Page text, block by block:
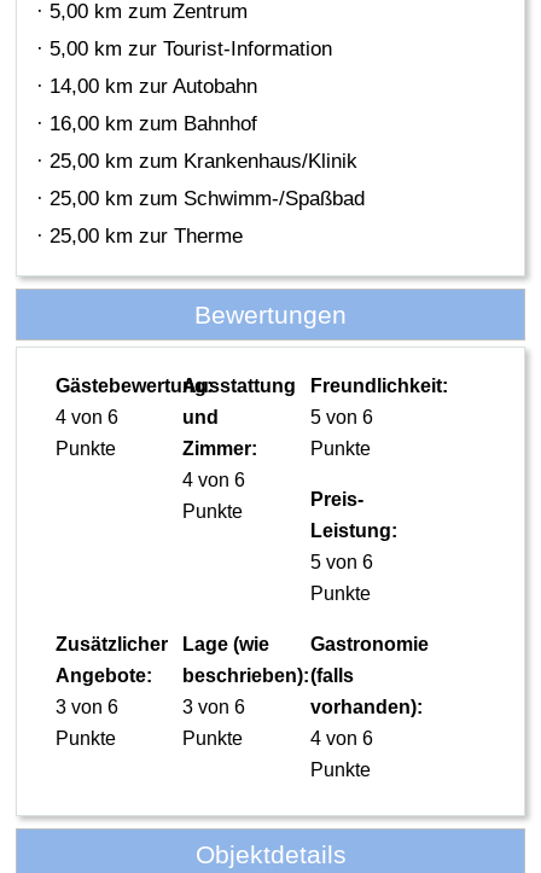
· 5,00 km zum Zentrum
· 5,00 km zur Tourist-Information
· 14,00 km zur Autobahn
· 16,00 km zum Bahnhof
· 25,00 km zum Krankenhaus/Klinik
· 25,00 km zum Schwimm-/Spaßbad
· 25,00 km zur Therme
Bewertungen
Gästebewertung:
4 von 6
Punkte
Ausstattung
und
Zimmer:
4 von 6
Punkte
Freundlichkeit:
5 von 6
Punkte
Preis-
Leistung:
5 von 6
Punkte
Zusätzlicher
Angebote:
3 von 6
Punkte
Lage (wie
beschrieben):
3 von 6
Punkte
Gastronomie
(falls
vorhanden):
4 von 6
Punkte
Objektdetails